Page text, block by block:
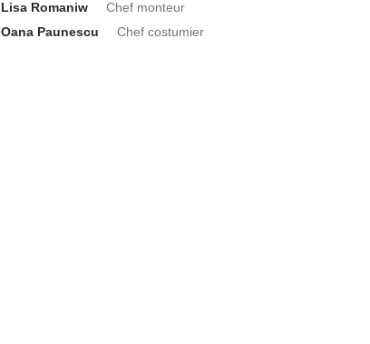
Lisa Romaniw
Chef monteur
Oana Paunescu
Chef costumier